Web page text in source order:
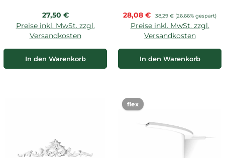
Regulärer Preis:
27,50 €
Preise inkl. MwSt. zzgl.
Versandkosten
In den Warenkorb
Verkaufspreis:
28,08 € Regulärer Preis:
38,29 € (26.66% gespart)
Preise inkl. MwSt. zzgl.
Versandkosten
In den Warenkorb
flex